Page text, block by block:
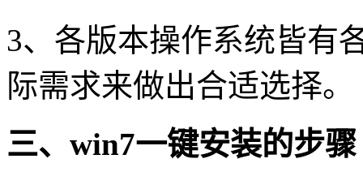
3、各版本操作系统皆有
际需求来做出合适选择。
三、win7一键安装的步骤